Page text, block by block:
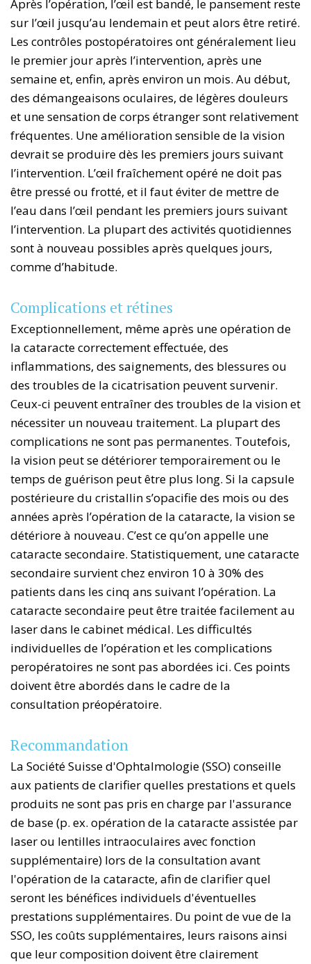
Après l’opération, l’œil est bandé, le pansement reste
sur l’œil jusqu’au lendemain et peut alors être retiré.
Les contrôles postopératoires ont généralement lieu
le premier jour après l’intervention, après une
semaine et, enfin, après environ un mois. Au début,
des démangeaisons oculaires, de légères douleurs
et une sensation de corps étranger sont relativement
fréquentes. Une amélioration sensible de la vision
devrait se produire dès les premiers jours suivant
l’intervention. L’œil fraîchement opéré ne doit pas
être pressé ou frotté, et il faut éviter de mettre de
l’eau dans l’œil pendant les premiers jours suivant
l’intervention. La plupart des activités quotidiennes
sont à nouveau possibles après quelques jours,
comme d’habitude.
Complications et rétines
Exceptionnellement, même après une opération de
la cataracte correctement effectuée, des
inflammations, des saignements, des blessures ou
des troubles de la cicatrisation peuvent survenir.
Ceux-ci peuvent entraîner des troubles de la vision et
nécessiter un nouveau traitement. La plupart des
complications ne sont pas permanentes. Toutefois,
la vision peut se détériorer temporairement ou le
temps de guérison peut être plus long. Si la capsule
postérieure du cristallin s’opacifie des mois ou des
années après l’opération de la cataracte, la vision se
détériore à nouveau. C’est ce qu’on appelle une
cataracte secondaire. Statistiquement, une cataracte
secondaire survient chez environ 10 à 30% des
patients dans les cinq ans suivant l’opération. La
cataracte secondaire peut être traitée facilement au
laser dans le cabinet médical. Les difficultés
individuelles de l’opération et les complications
peropératoires ne sont pas abordées ici. Ces points
doivent être abordés dans le cadre de la
consultation préopératoire.
Recommandation
La Société Suisse d'Ophtalmologie (SSO) conseille
aux patients de clarifier quelles prestations et quels
produits ne sont pas pris en charge par l'assurance
de base (p. ex. opération de la cataracte assistée par
laser ou lentilles intraoculaires avec fonction
supplémentaire) lors de la consultation avant
l'opération de la cataracte, afin de clarifier quel
seront les bénéfices individuels d'éventuelles
prestations supplémentaires. Du point de vue de la
SSO, les coûts supplémentaires, leurs raisons ainsi
que leur composition doivent être clairement